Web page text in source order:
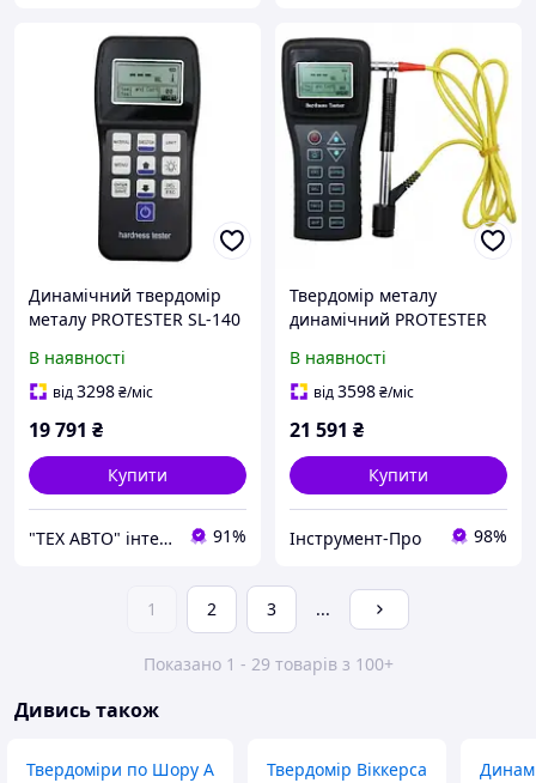
Динамічний твердомір
металу PROTESTER SL-140
В наявності
від3298₴/міс
19 791 ₴
Купити
"ТЕХ АВТО" інтернет магазин 91%
Твердомір металу
динамічний PROTESTER
В наявності
від3598₴/міс
21 591 ₴
Купити
Інструмент-Про 98%
1 2 3 ...
Показано 1 - 29 товарів з 100+
Дивись також
Твердоміри по Шору А Твердомір Віккерса